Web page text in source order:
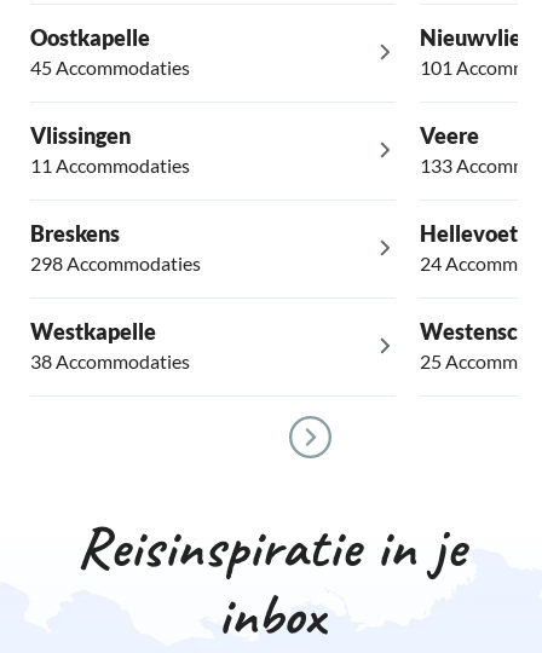
Oostkapelle
45 Accommodaties
Vlissingen
11 Accommodaties
Breskens
298 Accommodaties
Westkapelle
38 Accommodaties
Nieuwvliet
101
Veere
133
24
25
Reisinspiratie in je
inbox